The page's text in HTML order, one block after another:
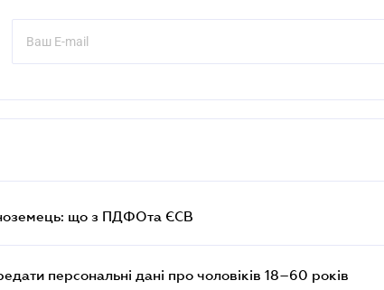
що з ПДФОта ЄСВ
персональні дані про чоловіків 18–60 років